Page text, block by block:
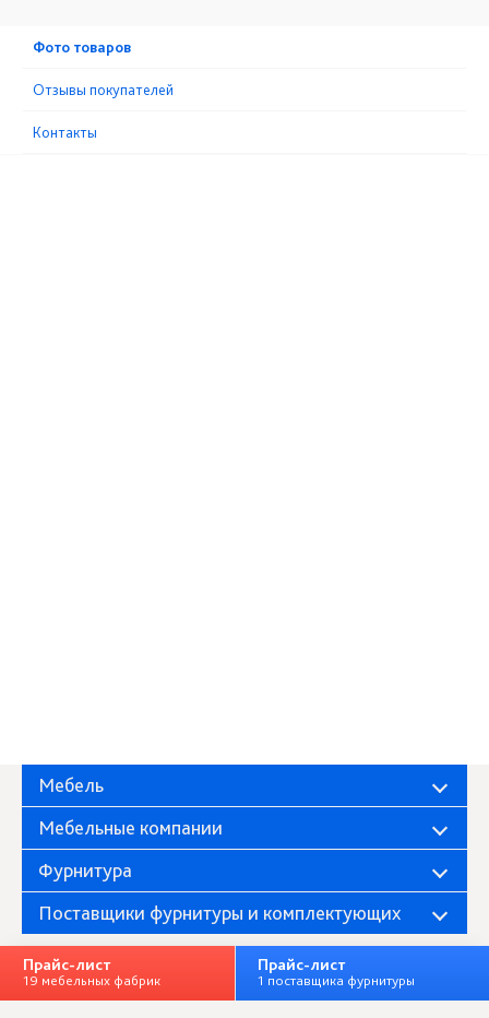
Фото товаров
Отзывы покупателей
Контакты
Мебель
Мебельные компании
Фурнитура
Поставщики фурнитуры и комплектующих
Прайс-лист
19 мебельных фабрик
Прайс-лист
1 поставщика фурнитуры